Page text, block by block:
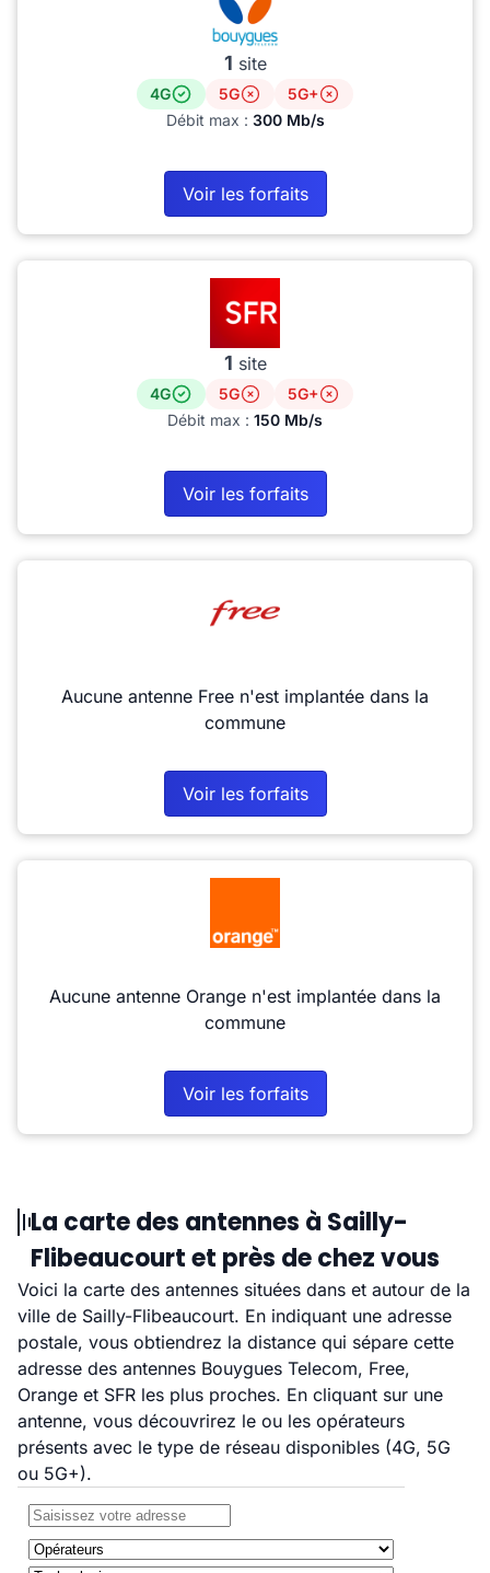
1 site
4G 5G
5G+
Débit max : 300 Mb/s
Voir les forfaits
1 site
4G 5G
5G+
Débit max : 150 Mb/s
Voir les forfaits
Aucune antenne Free n'est implantée dans la
commune
Voir les forfaits
Aucune antenne Orange n'est implantée dans la
commune
Voir les forfaits
La carte des antennes à Sailly-
Flibeaucourt et près de chez vous
Voici la carte des antennes situées dans et autour de la
ville de Sailly-Flibeaucourt. En indiquant une adresse
postale, vous obtiendrez la distance qui sépare cette
adresse des antennes Bouygues Telecom, Free,
Orange et SFR les plus proches. En cliquant sur une
antenne, vous découvrirez le ou les opérateurs
présents avec le type de réseau disponibles (4G, 5G
ou 5G+).